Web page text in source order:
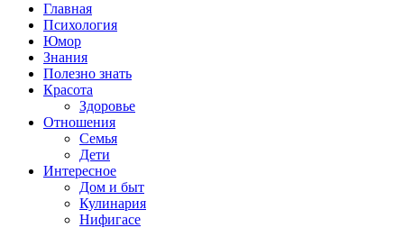
Главная
Психология
Юмор
Знания
Полезно знать
Красота
Здоровье
Отношения
Семья
Дети
Интересное
Дом и быт
Кулинария
Нифигасе